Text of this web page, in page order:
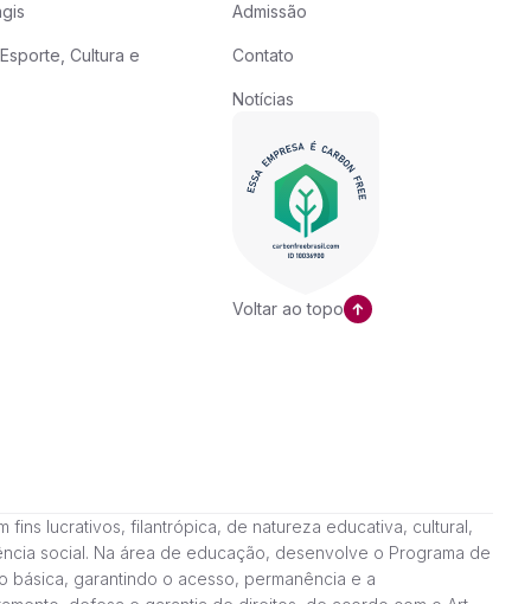
Cultura e
Admissão
Contato
Notícias
Voltar ao topo
fins lucrativos, filantrópica, de natureza educativa, cultural,
social. Na área de educação, desenvolve o Programa de
básica, garantindo o acesso, permanência e a